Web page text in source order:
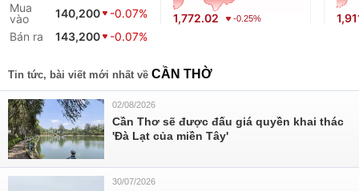
Mua
vào
140,200
-0.07%
Bán ra
143,200 -0.07%
1,772.02 -0.25%
Tin tức, bài viết mới nhất về CẦN THỜ
02/08/2026
Cần Thơ sẽ được đấu giá quyền khai thác
'Đà Lạt của miền Tây'
30/07/2026